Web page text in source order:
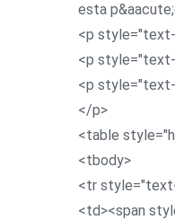
esta
<p
<p style="text-
<p style="text-
</p>
<table
<tbody>
<tr
<td><span